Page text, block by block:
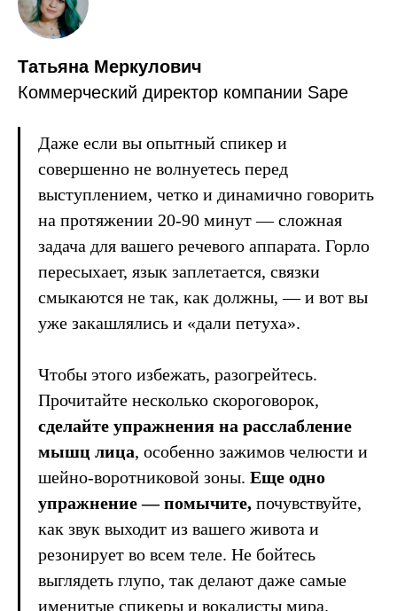
Татьяна Меркулович
Коммерческий директор компании Sape
Даже если вы опытный спикер и
совершенно не волнуетесь перед
выступлением, четко и динамично говорить
на протяжении 20-90 минут — сложная
задача для вашего речевого аппарата. Горло
пересыхает, язык заплетается, связки
смыкаются не так, как должны, — и вот вы
уже закашлялись и «дали петуха».
Чтобы этого избежать, разогрейтесь.
Прочитайте несколько скороговорок,
сделайте упражнения на расслабление
мышц лица, особенно зажимов челюсти и
шейно-воротниковой зоны. Еще одно
упражнение — помычите, почувствуйте,
как звук выходит из вашего живота и
резонирует во всем теле. Не бойтесь
выглядеть глупо, так делают даже самые
именитые спикеры и вокалисты мира.